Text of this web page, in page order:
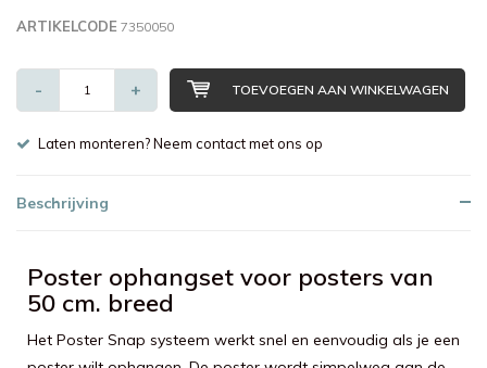
ARTIKELCODE 7350050
- + TOEVOEGEN AAN WINKELWAGEN
Laten monteren? Neem contact met ons op
Beschrijving
Poster ophangset voor posters van
50 cm. breed
Het Poster Snap systeem werkt snel en eenvoudig als je een